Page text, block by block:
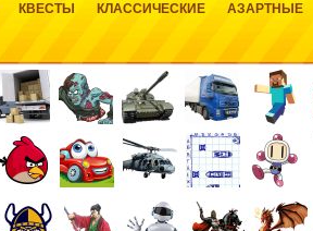
КВЕСТЫ КЛАССИЧЕСКИЕ АЗАРТНЫЕ